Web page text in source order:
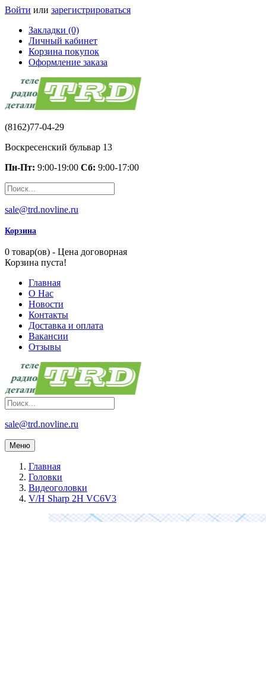
Войти или зарегистрироваться
Закладки (0)
Личный кабинет
Корзина покупок
Оформление заказа
(8162)77-04-29
Воскресенский бульвар 13
Пн-Пт: 9:00-19:00 Сб: 9:00-17:00
sale@trd.novline.ru
Корзина
0 товар(ов) - Цена договорная
Корзина пуста!
Главная
О Нас
Новости
Контакты
Доставка и оплата
Вакансии
Отзывы
sale@trd.novline.ru
Меню
Главная
Головки
Видеоголовки
V/H Sharp 2H VC6V3